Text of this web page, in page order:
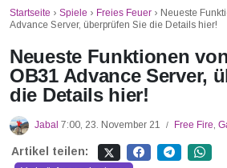
Startseite › Spiele › Freies Feuer › Neueste
Advance Server, überprüfen Sie die Details hier!
Neueste Funktionen
OB31 Advance Server,
die Details hier!
Jabal 7:00, 23. November 21 / Free Fire,
Artikel teilen: